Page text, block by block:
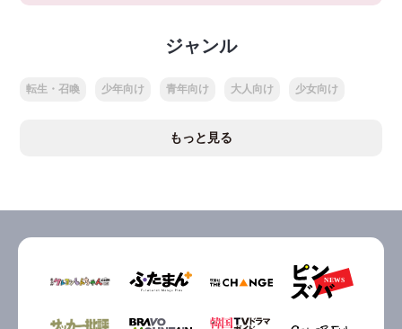
ジャンル
転生・召喚 少年向け 青年向け 大人向け 少女向け
もっと見る